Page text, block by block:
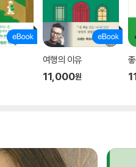
여행의 이유
11,000원